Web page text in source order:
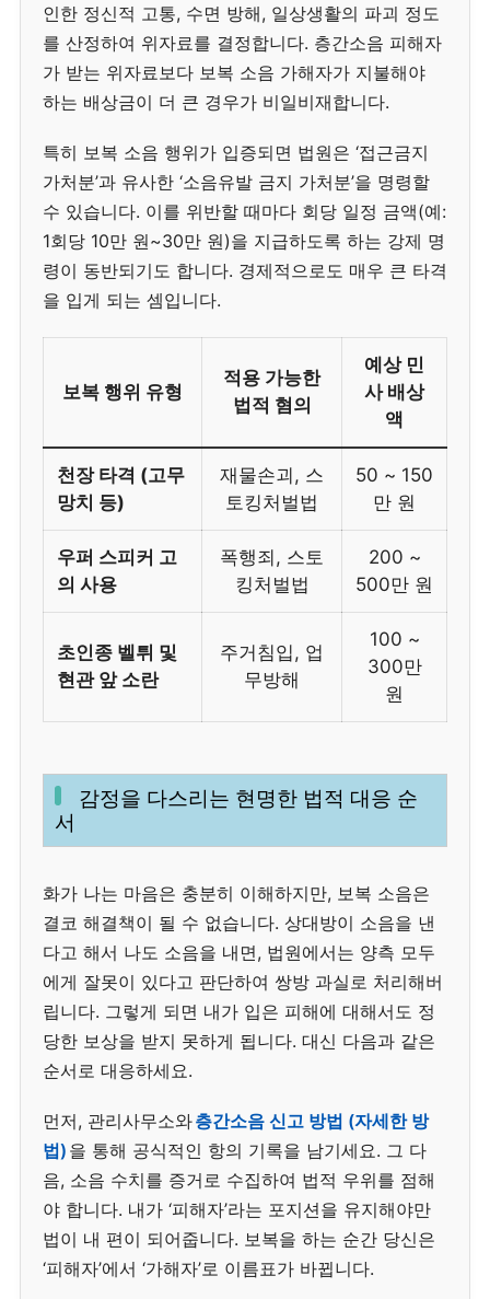
인한 정신적 고통, 수면 방해, 일상생활의 파괴 정도
를 산정하여 위자료를 결정합니다. 층간소음 피해자
가 받는 위자료보다 보복 소음 가해자가 지불해야
하는 배상금이 더 큰 경우가 비일비재합니다.
특히 보복 소음 행위가 입증되면 법원은 ‘접근금지
가처분’과 유사한 ‘소음유발 금지 가처분’을 명령할
수 있습니다. 이를 위반할 때마다 회당 일정 금액(예:
1회당 10만 원~30만 원)을 지급하도록 하는 강제 명
령이 동반되기도 합니다. 경제적으로도 매우 큰 타격
을 입게 되는 셈입니다.
보복 행위 유형
적용 가능한
법적 혐의
예상 민
사 배상
액
천장 타격 (고무
망치 등)
재물손괴, 스
토킹처벌법
50 ~ 150
만 원
우퍼 스피커 고
의 사용
폭행죄, 스토
킹처벌법
200 ~
500만 원
초인종 벨튀 및
현관 앞 소란
주거침입, 업
무방해
100 ~
300만
원
감정을 다스리는 현명한 법적 대응 순
서
화가 나는 마음은 충분히 이해하지만, 보복 소음은
결코 해결책이 될 수 없습니다. 상대방이 소음을 낸
다고 해서 나도 소음을 내면, 법원에서는 양측 모두
에게 잘못이 있다고 판단하여 쌍방 과실로 처리해버
립니다. 그렇게 되면 내가 입은 피해에 대해서도 정
당한 보상을 받지 못하게 됩니다. 대신 다음과 같은
순서로 대응하세요.
먼저, 관리사무소와층간소음 신고 방법 (자세한 방
법) 을 통해 공식적인 항의 기록을 남기세요. 그 다
음, 소음 수치를 증거로 수집하여 법적 우위를 점해
야 합니다. 내가 ‘피해자’라는 포지션을 유지해야만
법이 내 편이 되어줍니다. 보복을 하는 순간 당신은
‘피해자’에서 ‘가해자’로 이름표가 바뀝니다.